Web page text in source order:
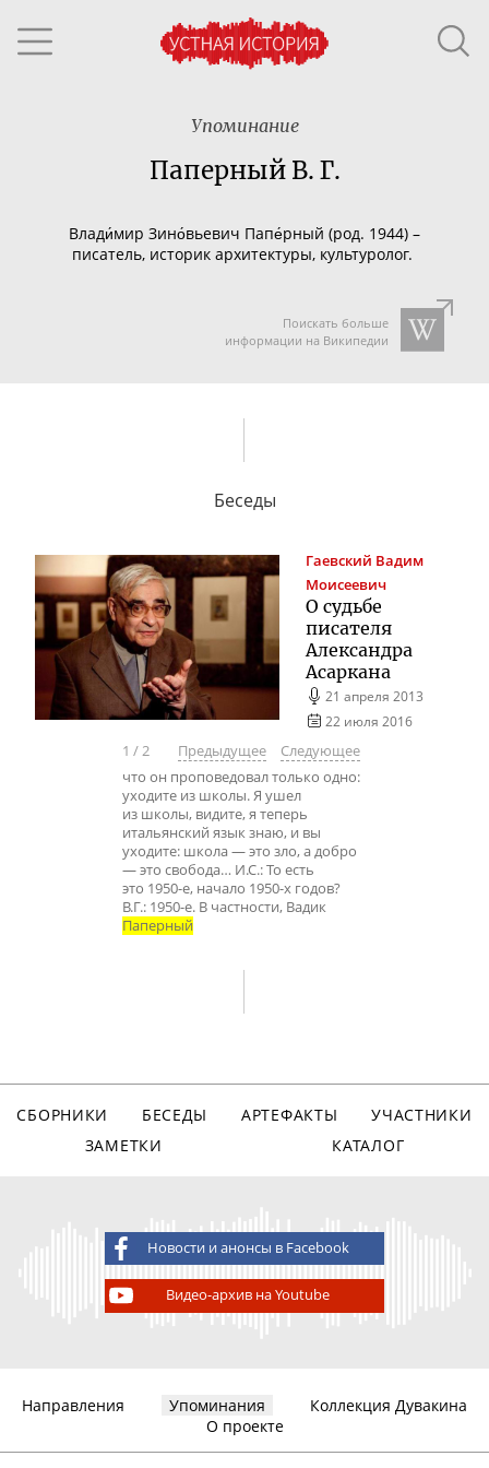
Упоминание
Паперный В. Г.
Влади́мир Зино́вьевич Папе́рный (род. 1944) –
писатель, историк архитектуры, культуролог.
Поискать больше
информации на Википедии
Беседы
Гаевский Вадим
Моисеевич
О судьбе
писателя
Александра
Асаркана
21 апреля 2013
22 июля 2016
1 /2 Предыдущее
Следующее
что он проповедовал только одно:
уходите из школы. Я ушел
из школы, видите, я теперь
итальянский язык знаю, и вы
уходите: школа — это зло, а добро
— это свобода… И.С.: То есть
это 1950-е, начало 1950-х годов?
В.Г.: 1950-е. В частности, Вадик
Паперный
СБОРНИКИ БЕСЕДЫ АРТЕФАКТЫ
УЧАСТНИКИ
ЗАМЕТКИ
КАТАЛОГ
Новости и анонсы в Facebook
Видео-архив на Youtube
Направления Упоминания
Коллекция Дувакина
О проекте